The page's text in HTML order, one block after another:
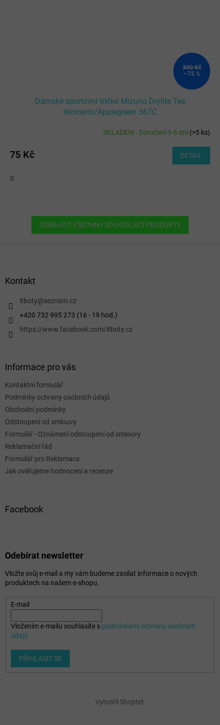
300 Kč
–75 %
Dámské sportovní tričko Mizuno Drylite Tee
Women's/Applegreen 367C
SKLADEM - Doručení 3-6 dní(>5 ks)
75 Kč DETAIL
S
ZOBRAZIT VŠECHNY SOUVISEJÍCÍ PRODUKTY
Kontakt
itboty@seznam.cz
+420 732 995 273 (16 - 19 hod.)
https://www.facebook.com/itboty.cz
Informace pro vás
Kontaktní formulář
Podmínky ochrany osobních údajů
Obchodní podmínky
Odstoupení od smlouvy
Formulář - Oznámení odstoupení od smlouvy
Reklamační řád
Formulář pro Reklamace
Jak ověřujeme hodnocení a recenze
Facebook
Odebírat newsletter
Vložte svůj e-mail a my vám budeme zasílat informace o nových
produktech na našem e-shopu.
E-mail
Vložením e-mailu souhlasíte s podmínkami ochrany osobních
údajů
PŘIHLÁSIT SE
Vytvořil Shoptet